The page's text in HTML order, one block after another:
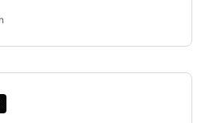
svakodnevno u upotrebi.